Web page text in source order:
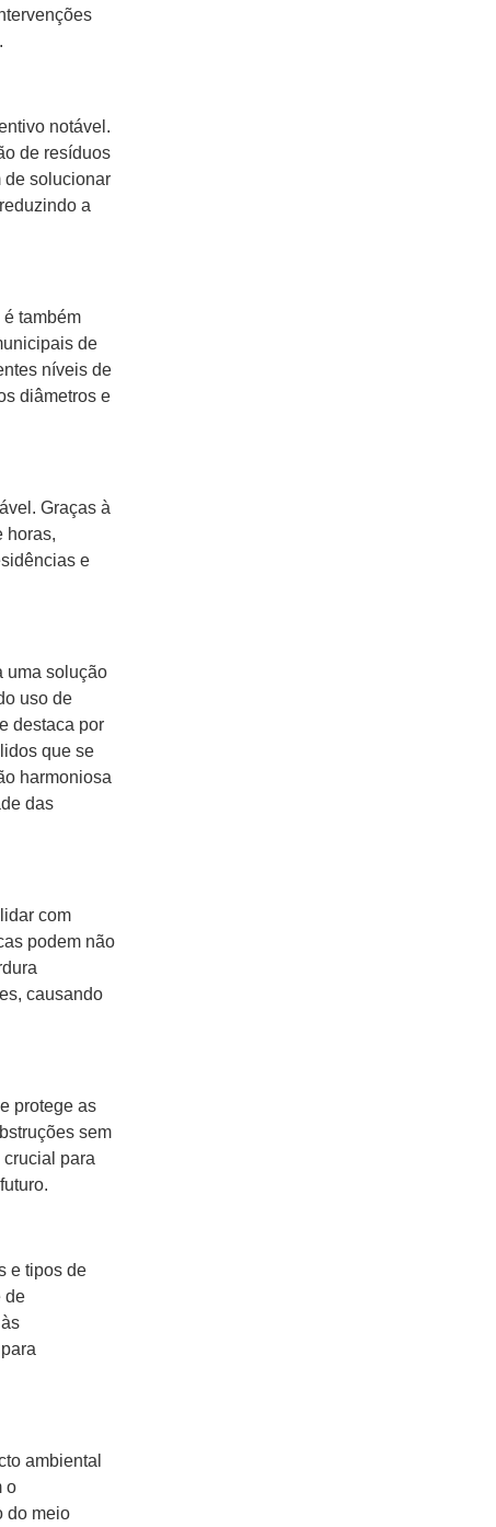
notável.
de resíduos
de solucionar
a
também
de
níveis de
diâmetros e
Graças à
horas,
e
uma solução
uso de
destaca por
que se
harmoniosa
das
com
podem não
causando
protege as
sem
crucial para
e tipos de
de
ambiental
o
do meio